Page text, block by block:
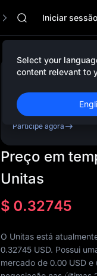
$1,000,000 TradFi Gala
HFT
Unitree Future
UNITREE STAR
SKYAI
HFT
UNITREE
Unitree Future
UNITREE STAR
Iniciar sessão
Select your
content relevant to
Cadastre-se e
até 10,000USDT
bônus
Participe agora
Preço em
Unitas
$ 0.32745
O Unitas está
0.32745 USD. Possui
mercado de 0.00 USD e